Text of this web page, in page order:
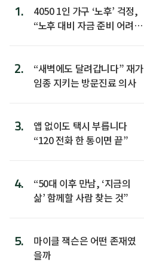
1.
4050 1인 가구 ‘노후’ 걱정,
“노후 대비 자금 준비 어려
2.
“새벽에도 달려갑니다” 재가
임종 지키는 방문진료 의사
3.
앱 없이도 택시 부릅니다
“120 전화 한 통이면 끝”
4.
“50대 이후 만남, ‘지금의
삶’ 함께할 사람 찾는 것”
5.
마이클 잭슨은 어떤 존재였
을까